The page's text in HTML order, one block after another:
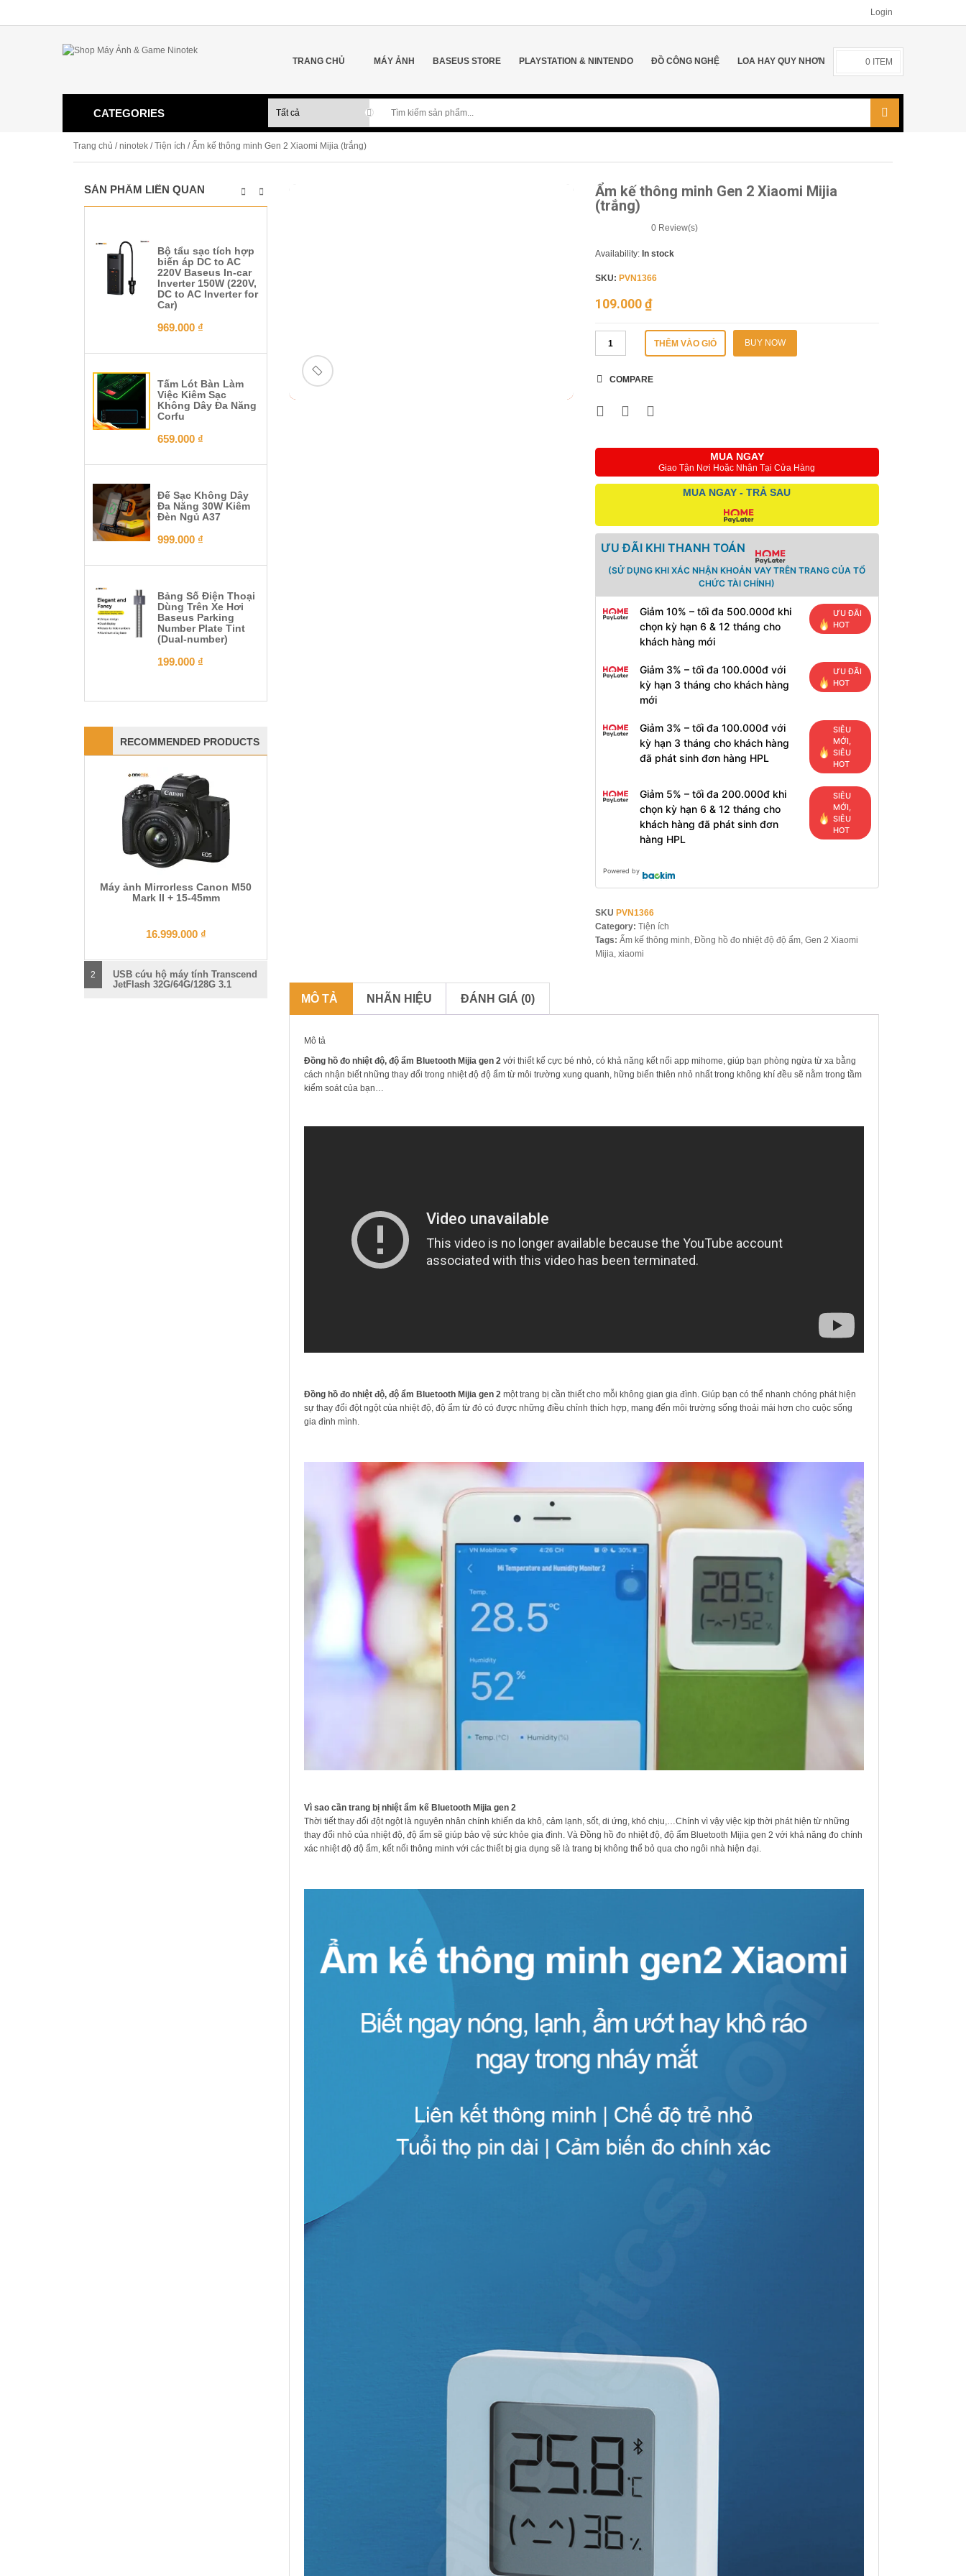
Login
TRANG CHỦ MÁY ẢNH BASEUS STORE PLAYSTATION & NINTENDO ĐỒ CÔNG NGHỆ LOA HAY QUY NHƠN 0 ITEM
CATEGORIES
Trang chủ /ninotek /Tiện ích / Ẩm kế thông minh Gen 2 Xiaomi Mijia (trắng)
SẢN PHẨM LIÊN QUAN
Bộ tẩu sạc tích hợp
biến áp DC to AC
220V Baseus In-car
Inverter 150W (220V,
DC to AC Inverter for
Car)
969.000 ₫
Tấm Lót Bàn Làm
Việc Kiêm Sạc
Không Dây Đa Năng
Corfu
659.000 ₫
Đế Sạc Không Dây
Đa Năng 30W Kiêm
Đèn Ngủ A37
999.000 ₫
Bảng Số Điện Thoại
Dùng Trên Xe Hơi
Baseus Parking
Number Plate Tint
(Dual-number)
199.000 ₫
RECOMMENDED PRODUCTS
Máy ảnh Mirrorless Canon M50
Mark II + 15-45mm
16.999.000 ₫
2
USB cứu hộ máy tính Transcend
JetFlash 32G/64G/128G 3.1
🔍
Ẩm kế thông minh Gen 2 Xiaomi Mijia
(trắng)
0Review(s)
Availability: In stock
SKU: PVN1366
109.000₫
THÊM VÀO GIỎ BUY NOW
COMPARE
MUA NGAY
Giao Tận Nơi Hoặc Nhận Tại Cửa Hàng
MUA NGAY - TRẢ SAU
ƯU ĐÃI KHI THANH TOÁN
(SỬ DỤNG KHI XÁC NHẬN KHOẢN VAY TRÊN TRANG CỦA TỔ
CHỨC TÀI CHÍNH)
Giảm 10% – tối đa 500.000đ khi
chọn kỳ hạn 6 & 12 tháng cho
khách hàng mới
ƯU ĐÃI
HOT
Giảm 3% – tối đa 100.000đ với
kỳ hạn 3 tháng cho khách hàng
mới
ƯU ĐÃI
HOT
Giảm 3% – tối đa 100.000đ với
kỳ hạn 3 tháng cho khách hàng
đã phát sinh đơn hàng HPL
SIÊU
MỚI,
SIÊU
HOT
Giảm 5% – tối đa 200.000đ khi
chọn kỳ hạn 6 & 12 tháng cho
khách hàng đã phát sinh đơn
hàng HPL
SIÊU
MỚI,
SIÊU
HOT
Powered by
SKU PVN1366
Category: Tiện ích
Tags: Ấm kế thông minh, Đồng hồ đo nhiệt độ độ ẩm, Gen 2 Xiaomi
Mijia, xiaomi
MÔ TẢ NHÃN HIỆU ĐÁNH GIÁ (0)
Mô tả
Đồng hồ đo nhiệt độ, độ ẩm Bluetooth Mijia gen 2 với thiết kế cực bé nhỏ, có khả năng kết nối app mihome, giúp bạn phòng ngừa từ xa bằng
cách nhận biết những thay đổi trong nhiệt độ độ ẩm từ môi trường xung quanh, hững biến thiên nhỏ nhất trong không khí đều sẽ nằm trong tầm
kiểm soát của bạn…
Đồng hồ đo nhiệt độ, độ ẩm Bluetooth Mijia gen 2 một trang bị cần thiết cho mỗi không gian gia đình. Giúp bạn có thể nhanh chóng phát hiện
sự thay đổi đột ngột của nhiệt độ, độ ẩm từ đó có được những điều chỉnh thích hợp, mang đến môi trường sống thoải mái hơn cho cuộc sống
gia đình mình.
Vì sao cần trang bị nhiệt ẩm kế Bluetooth Mijia gen 2
Thời tiết thay đổi đột ngột là nguyên nhân chính khiến da khô, cảm lạnh, sốt, di ứng, khó chịu,…Chính vì vậy việc kịp thời phát hiện từ những
thay đổi nhỏ của nhiệt độ, độ ẩm sẽ giúp bảo vệ sức khỏe gia đình. Và Đồng hồ đo nhiệt độ, độ ẩm Bluetooth Mijia gen 2 với khả năng đo chính
xác nhiệt độ độ ẩm, kết nối thông minh với các thiết bị gia dụng sẽ là trang bị không thể bỏ qua cho ngôi nhà hiện đại.